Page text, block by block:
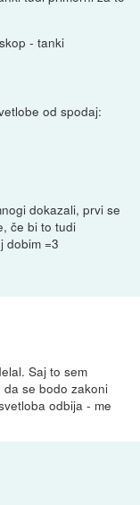
- tanki
od spodaj:
dokazali, prvi se
če bi to tudi
dobim =3
Saj to sem
da se bodo zakoni
odbija - me